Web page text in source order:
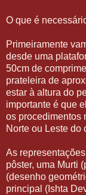
O que é
Primeiramente
desde uma
50cm de
prateleira de
estar à altura do
importante é que
os procedimentos
Norte ou Leste do
As
pôster, uma Murti
(desenho
principal (Ishta